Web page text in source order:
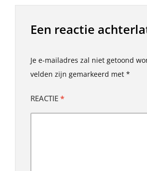
Een reactie
Je e-mailadres zal niet getoond
velden zijn gemarkeerd met *
REACTIE *